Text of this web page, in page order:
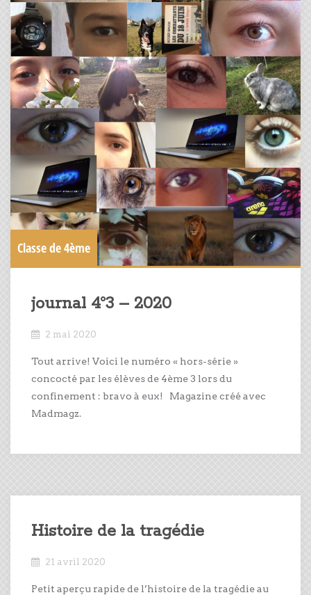
Classe de 4ème
journal 4°3 – 2020
2 mai 2020
Tout arrive! Voici le numéro « hors-série »
concocté par les élèves de 4ème 3 lors du
confinement : bravo à eux! Magazine créé avec
Madmagz.
Histoire de la tragédie
21 avril 2020
Petit aperçu rapide de l’histoire de la tragédie au